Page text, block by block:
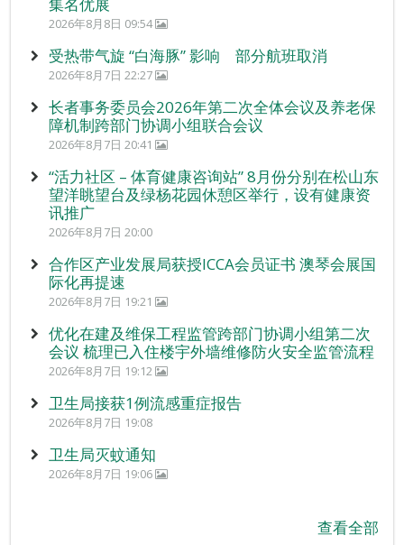
2026年8月8日 09:54
受热带气旋 “白海豚” 影响 部分航班取消
2026年8月7日 22:27
长者事务委员会2026年第二次全体会议及养老保
障机制跨部门协调小组联合会议
2026年8月7日 20:41
“活力社区 – 体育健康咨询站” 8月份分别在松山东
望洋眺望台及绿杨花园休憩区举行，设有健康资
讯推广
2026年8月7日 20:00
合作区产业发展局获授ICCA会员证书 澳琴会展国
际化再提速
2026年8月7日 19:21
优化在建及维保工程监管跨部门协调小组第二次
会议 梳理已入住楼宇外墙维修防火安全监管流程
2026年8月7日 19:12
卫生局接获1例流感重症报告
2026年8月7日 19:08
卫生局灭蚊通知
2026年8月7日 19:06
查看全部